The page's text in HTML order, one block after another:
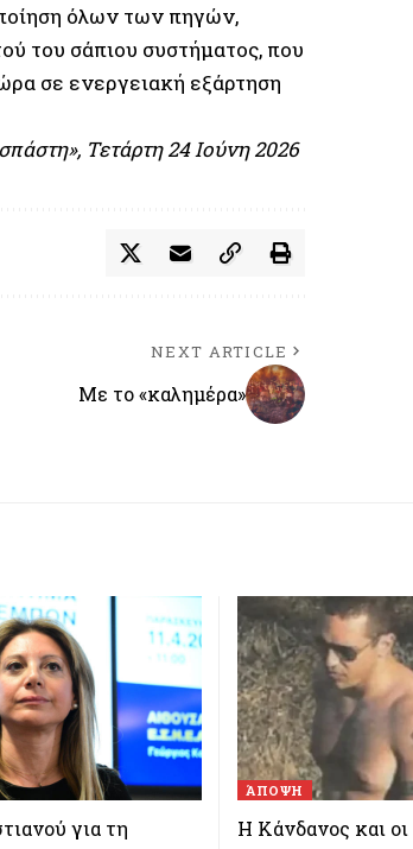
όλων των πηγών,
του σάπιου συστήματος, που
σε ενεργειακή εξάρτηση
, Τετάρτη 24 Ιούνη 2026
NEXT ARTICLE
Με το «καλημέρα»
για τη
ΆΠΟΨΗ
Η Κάνδανος και οι